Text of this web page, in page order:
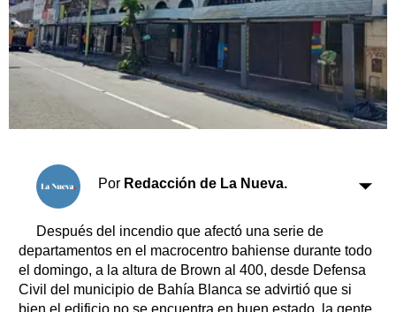
Sociedad y tiempo
libre
Sociedad
Tecnología
Turismo
Salud
Fúnebres
Clasificados
Suplementos
Servicios
Farmacias
Transportes
Por Redacción de La Nueva.
Después del incendio que afectó una serie de
departamentos en el macrocentro bahiense durante todo
el domingo, a la altura de Brown al 400, desde Defensa
Civil del municipio de Bahía Blanca se advirtió que si
bien el edificio no se encuentra en buen estado, la gente